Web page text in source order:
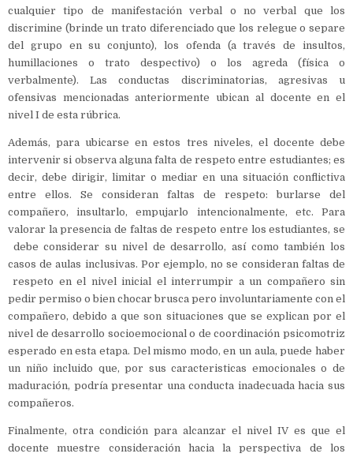
cualquier tipo de manifestación verbal o no verbal que los
discrimine (brinde un trato diferenciado que los relegue o separe
del grupo en su conjunto), los ofenda (a través de insultos,
humillaciones o trato despectivo) o los agreda (física o
verbalmente). Las conductas discriminatorias, agresivas u
ofensivas mencionadas anteriormente ubican al docente en el
nivel I de esta rúbrica.
Además, para ubicarse en estos tres niveles, el docente debe
intervenir si observa alguna falta de respeto entre estudiantes; es
decir, debe dirigir, limitar o mediar en una situación conflictiva
entre ellos. Se consideran faltas de respeto: burlarse del
compañero, insultarlo, empujarlo intencionalmente, etc. Para
valorar la presencia de faltas de respeto entre los estudiantes, se
debe considerar su nivel de desarrollo, así como también los
casos de aulas inclusivas. Por ejemplo, no se consideran faltas de
respeto en el nivel inicial el interrumpir a un compañero sin
pedir permiso o bien chocar brusca pero involuntariamente con el
compañero, debido a que son situaciones que se explican por el
nivel de desarrollo socioemocional o de coordinación psicomotriz
esperado en esta etapa. Del mismo modo, en un aula, puede haber
un niño incluido que, por sus caracteristicas emocionales o de
maduración, podría presentar una conducta inadecuada hacia sus
compañeros.
Finalmente, otra condición para alcanzar el nivel IV es que el
docente muestre consideración hacia la perspectiva de los